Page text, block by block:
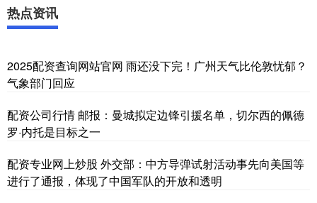
热点资讯
2025配资查询网站官网 雨还没下完！广州天气比伦敦忧郁？
气象部门回应
配资公司行情 邮报：曼城拟定边锋引援名单，切尔西的佩德
罗·内托是目标之一
配资专业网上炒股 外交部：中方导弹试射活动事先向美国等
进行了通报，体现了中国军队的开放和透明